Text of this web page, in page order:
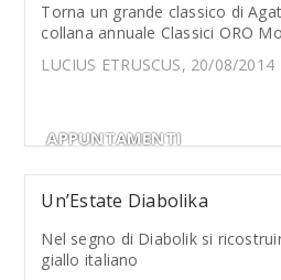
Torna un grande classico di
collana annuale Classici ORO
LUCIUS ETRUSCUS, 20/08/2014
APPUNTAMENTI
Un’Estate Diabolika
Nel segno di Diabolik si
giallo italiano